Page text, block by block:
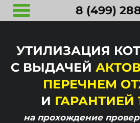
8 (499)
УТИЛИЗАЦИЯ
С ВЫДАЧЕЙ
ПЕРЕЧНЕМ
И ГАРАНТИЕЙ
на прохождение